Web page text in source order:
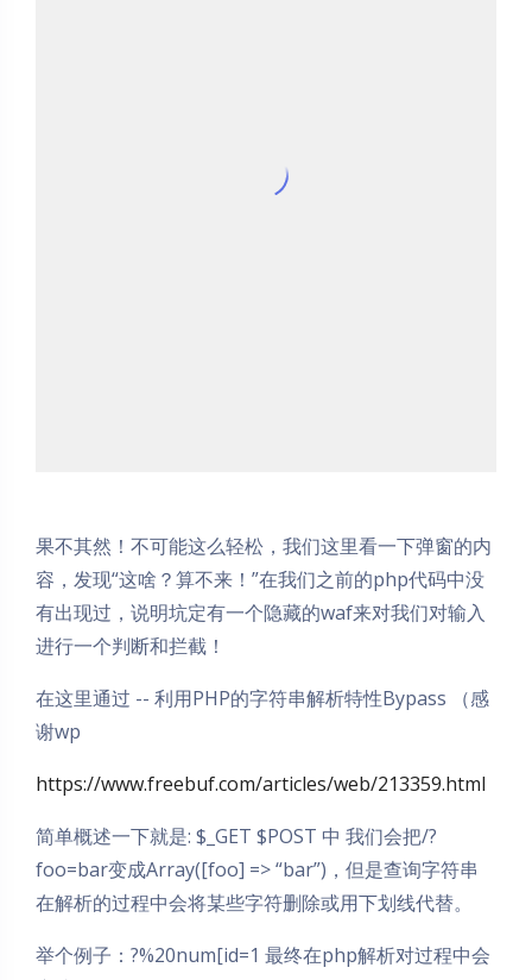
果不其然！不可能这么轻松，我们这里看一下弹窗的内
容，发现“这啥？算不来！”在我们之前的php代码中没
有出现过，说明坑定有一个隐藏的waf来对我们对输入
进行一个判断和拦截！
在这里通过 -- 利用PHP的字符串解析特性Bypass （感
谢wp
https://www.freebuf.com/articles/web/213359.html
简单概述一下就是: $_GET $POST 中 我们会把/?
foo=bar变成Array([foo] => “bar”)，但是查询字符串
在解析的过程中会将某些字符删除或用下划线代替。
举个例子：?%20num[id=1 最终在php解析对过程中会